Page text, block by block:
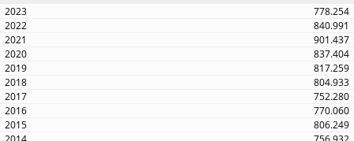
778.254
840.991
901.437
837.404
817.259
804.933
752.280
770.060
806.249